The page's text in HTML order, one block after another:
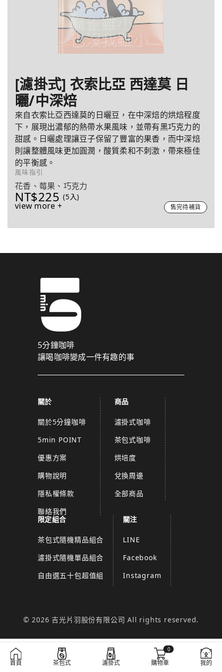
[濾掛式] 衣索比亞 西達莫 日
曬/中深焙
來自衣索比亞西達莫的日曬豆，在中深焙的烘焙程度
下，展現出濃郁的熱帶水果風味，並帶有黑巧克力的
甜感。日曬處理讓豆子保留了豐富的果香，而中深焙
則讓整體風味更加圓潤，酸質柔和不刺激，帶來極佳
的平衡感。
風味指引
花香、莓果、巧克力
NT$225 (5入)
view more + 售完待補貨
5分鐘咖啡
讓喝咖啡變成一件有趣的事
關於
關於5分鐘咖啡
5min POINT
優惠方案
購物說明
隱私權條款
聯絡我們
商品
濾掛式咖啡
茶包式咖啡
烘培度
兌換周邊
全部商品
限定組合
茶包式隨機精品組合
濾掛式隨機單品組合
自由選五十包超值組
關注
LINE
Facebook
Instagram
© 2026 吉光片羽股份有限公司 All rights reserved.
首頁 茶包式 濾掛式 購物車
0
我的